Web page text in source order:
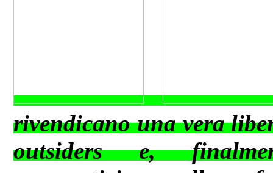
rivendicano una vera
outsiders e,